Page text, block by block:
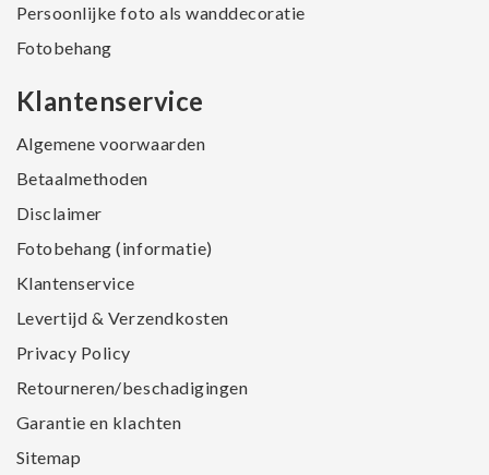
Persoonlijke foto als wanddecoratie
Fotobehang
Klantenservice
Algemene voorwaarden
Betaalmethoden
Disclaimer
Fotobehang (informatie)
Klantenservice
Levertijd & Verzendkosten
Privacy Policy
Retourneren/beschadigingen
Garantie en klachten
Sitemap